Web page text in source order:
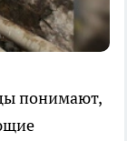
понимают,